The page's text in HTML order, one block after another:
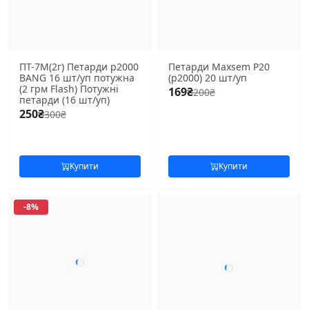
ПТ-7М(2г) Петарди p2000
BANG 16 шт/уп потужна
(2 грм Flash) Потужні
петарди (16 шт/уп)
250₴300₴
Купити
Петарди Maxsem P20
(p2000) 20 шт/уп
169₴200₴
Купити
-8%